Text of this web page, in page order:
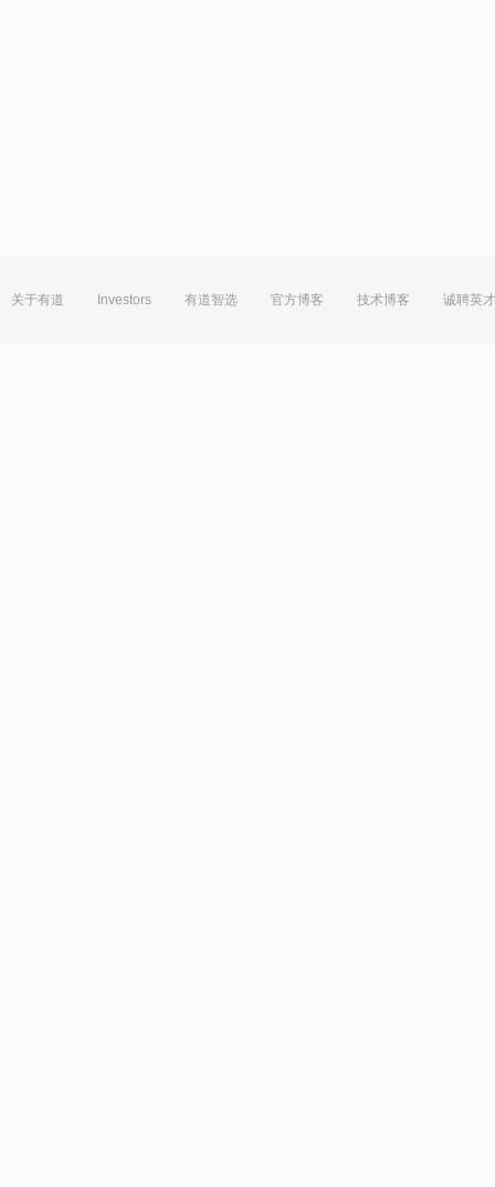
关于有道 Investors 有道智选 官方博客 技术博客 诚聘英才